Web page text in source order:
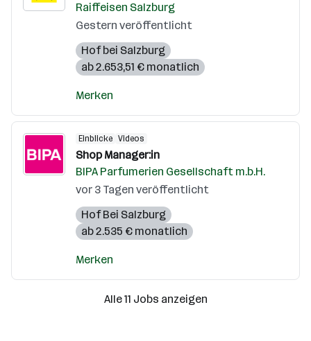
Raiffeisen Salzburg
Gestern veröffentlicht
Hof bei Salzburg
ab 2.653,51 € monatlich
Merken
Einblicke Videos
Shop Manager:in
BIPA Parfumerien Gesellschaft m.b.H.
vor 3 Tagen veröffentlicht
Hof Bei Salzburg
ab 2.535 € monatlich
Merken
Alle 11 Jobs anzeigen